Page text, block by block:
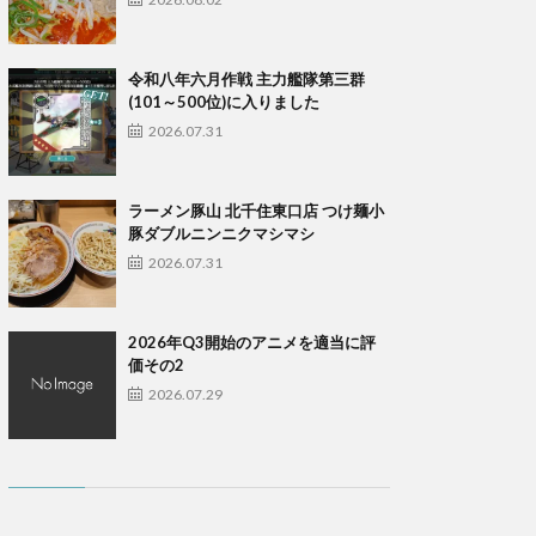
令和八年六月作戦 主力艦隊第三群
(101～500位)に入りました
2026.07.31
ラーメン豚山 北千住東口店 つけ麺小
豚ダブルニンニクマシマシ
2026.07.31
2026年Q3開始のアニメを適当に評
価その2
2026.07.29